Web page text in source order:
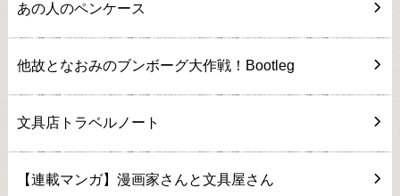
あの人のペンケース
他故となおみのブンボーグ大作戦！Bootleg
文具店トラベルノート
【連載マンガ】漫画家さんと文具屋さん